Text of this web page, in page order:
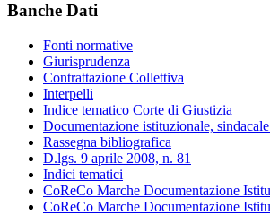
Banche Dati
Fonti normative
Giurisprudenza
Contrattazione Collettiva
Interpelli
Indice tematico Corte di Giustizia
Documentazione istituzionale,
Rassegna bibliografica
D.lgs. 9 aprile 2008, n. 81
Indici tematici
CoReCo Marche Documentazione
CoReCo Marche Documentazione